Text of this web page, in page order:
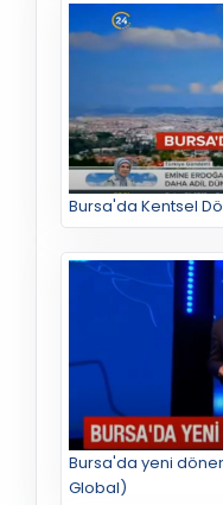
Bursa'da Kentsel
Bursa'da yeni
Global)